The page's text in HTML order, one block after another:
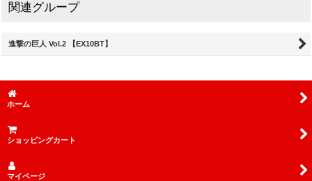
関連グループ
進撃の巨人 Vol.2 【EX10BT】
ホーム
ショッピングカート
マイページ